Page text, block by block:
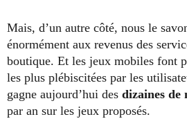
Mais, d’un autre côté, nous le
énormément aux revenus des
boutique. Et les jeux mobiles font
les plus plébiscitées par les
gagne aujourd’hui des dizaines
par an sur les jeux proposés.